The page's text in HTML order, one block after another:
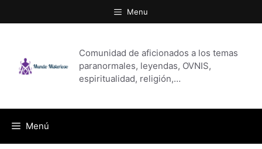
al
Menu
Comunidad de aficionados a los temas
paranormales, leyendas, OVNIS,
espiritualidad, religión,…
Menú